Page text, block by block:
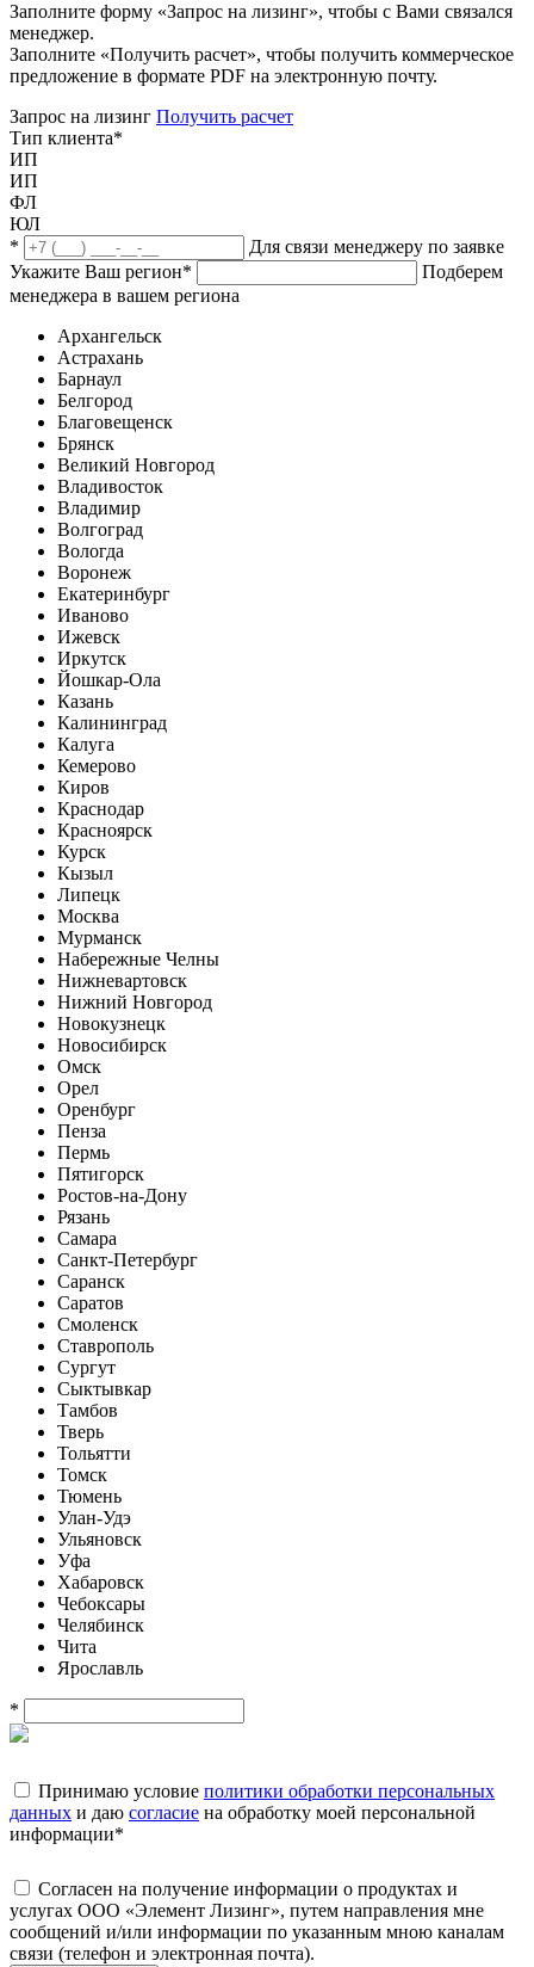
Заполните форму «Запрос на лизинг», чтобы с Вами связался
менеджер.
Заполните «Получить расчет», чтобы получить коммерческое
предложение в формате PDF на электронную почту.
Запрос на лизинг Получить расчет
Тип клиента*
ИП
ИП
ФЛ
ЮЛ
*
Для связи менеджеру по заявке
Укажите Ваш регион*
Подберем
менеджера в вашем региона
Архангельск
Астрахань
Барнаул
Белгород
Благовещенск
Брянск
Великий Новгород
Владивосток
Владимир
Волгоград
Вологда
Воронеж
Екатеринбург
Иваново
Ижевск
Иркутск
Йошкар-Ола
Казань
Калининград
Калуга
Кемерово
Киров
Краснодар
Красноярск
Курск
Кызыл
Липецк
Москва
Мурманск
Набережные Челны
Нижневартовск
Нижний Новгород
Новокузнецк
Новосибирск
Омск
Орел
Оренбург
Пенза
Пермь
Пятигорск
Ростов-на-Дону
Рязань
Самара
Санкт-Петербург
Саранск
Саратов
Смоленск
Ставрополь
Сургут
Сыктывкар
Тамбов
Тверь
Тольятти
Томск
Тюмень
Улан-Удэ
Ульяновск
Уфа
Хабаровск
Чебоксары
Челябинск
Чита
Ярославль
*
Принимаю условие политики обработки персональных
данных и даю согласие на обработку моей персональной
информации*
Согласен на получение информации о продуктах и
услугах ООО «Элемент Лизинг», путем направления мне
сообщений и/или информации по указанным мною каналам
связи (телефон и электронная почта).